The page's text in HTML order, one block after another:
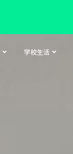
学校生活